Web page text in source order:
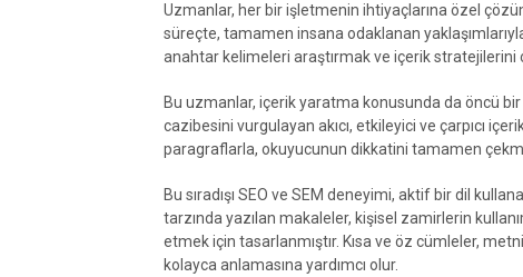
Uzmanlar, her bir işletmenin ihtiyaçlarına özel
süreçte, tamamen insana odaklanan
anahtar kelimeleri araştırmak ve içerik stratejilerini
Bu uzmanlar, içerik yaratma konusunda da öncü
cazibesini vurgulayan akıcı, etkileyici ve çarpıcı
paragraflarla, okuyucunun dikkatini tamamen
Bu sıradışı SEO ve SEM deneyimi, aktif bir dil
tarzında yazılan makaleler, kişisel zamirlerin
etmek için tasarlanmıştır. Kısa ve öz cümleler,
kolayca anlamasına yardımcı olur.